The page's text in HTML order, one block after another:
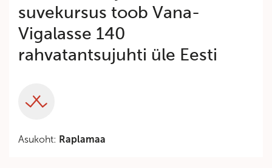
suvekursus toob Vana-
Vigalasse 140
rahvatantsujuhti üle Eesti
Asukoht: Raplamaa